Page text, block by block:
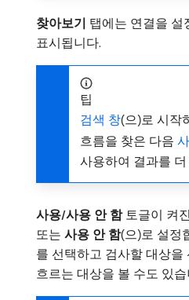
찾아보기 탭에는 연결을 설
표시됩니다.
팁
검색 창(으)로 시작
흐름을 찾은 다음
사용하여 결과를
사용/사용 안 함토글이 켜
또는 사용 안 함(으)로 설정
를 선택하고 검사할 대상을
흐르는 대상을 볼 수도 있습